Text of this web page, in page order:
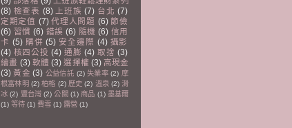
(8) 檢查表 (8) 上班族 (7) 台北 (7)
定期定值 (7) 代理人問題 (6) 節儉
(6) 習慣 (6) 錯誤 (6) 隨機 (6) 信用
卡 (5) 購併 (5) 安全邊際 (4) 攝影
(4) 核四公投 (4) 通膨 (4) 取捨 (3)
繪畫 (3) 軟體 (3) 選擇權 (3) 高現金
(3) 黃金 (3) 公益信託 (2) 失業率 (2) 摩
根富林明 (2) 柏格 (2) 歷史 (2) 溫泉 (2) 滑
冰 (2) 豐台灣 (2) 公關 (1) 商品 (1) 墨基爾
(1) 等待 (1) 費雪 (1) 露營 (1)